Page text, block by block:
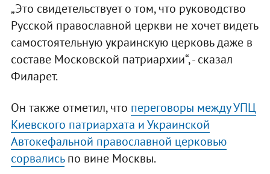
„Это свидетельствует о том, что руководство
Русской православной церкви не хочет видеть
самостоятельную украинскую церковь даже в
составе Московской патриархии“, - сказал
Филарет.
Он также отметил, что переговоры между УПЦ
Киевского патриархата и Украинской
Автокефальной православной церковью
сорвалисьпо вине Москвы.